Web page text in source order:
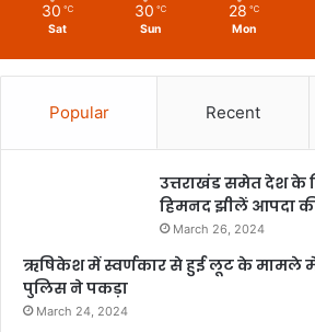
30 ℃
Sat
30 ℃
Sun
28 ℃
Mon
Popular Recent
उत्तराखंड समेत देश के
हिमनद झीलें आपदा
March 26, 2024
ऋषिकेश में स्वर्णकार से हुई लूट के मामले में
पुलिस ने पकड़ा
March 24, 2024